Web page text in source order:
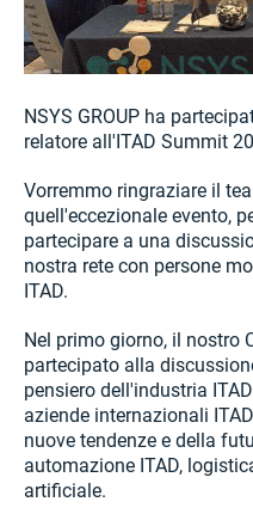
NSYS GROUP ha
relatore all'ITAD Summit
Vorremmo ringraziare il
quell'eccezionale evento,
partecipare a una
nostra rete con persone
ITAD.
Nel primo giorno, il nostro
partecipato alla
pensiero dell'industria
aziende internazionali
nuove tendenze e della
automazione ITAD,
artificiale.